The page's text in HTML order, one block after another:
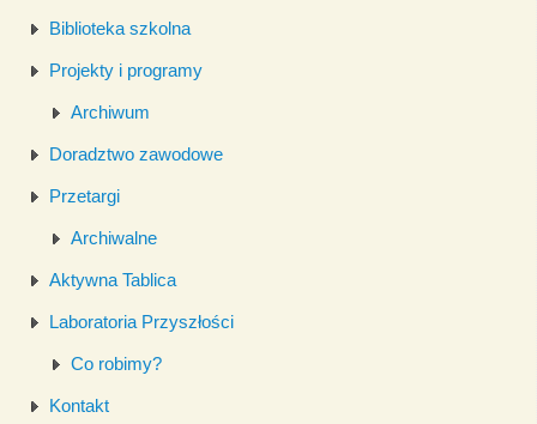
Biblioteka szkolna
Projekty i programy
Archiwum
Doradztwo zawodowe
Przetargi
Archiwalne
Aktywna Tablica
Laboratoria Przyszłości
Co robimy?
Kontakt